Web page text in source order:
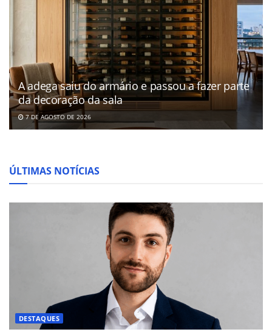
A adega saiu do armário e passou a fazer parte
da decoração da sala
7 DE AGOSTO DE 2026
ÚLTIMAS NOTÍCIAS
DESTAQUES